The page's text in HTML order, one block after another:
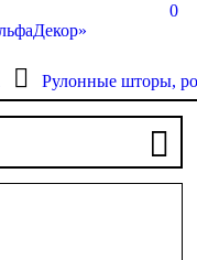
0
Рулонные шторы,